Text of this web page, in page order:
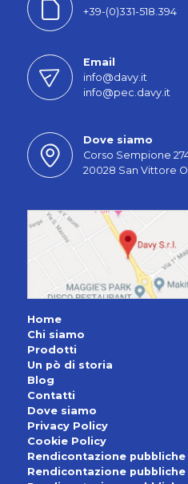
+39-(0)331-518.394
Email
info@davy.it
info@pec.davy.it
Dove siamo
Corso Sempione
20028 San Vittore
Home
Chi siamo
Prodotti
Un pò di storia
Blog
Contatti
Dove siamo
Privacy Policy
Cookie Policy
Rendicontazione pubbliche
Rendicontazione pubbliche